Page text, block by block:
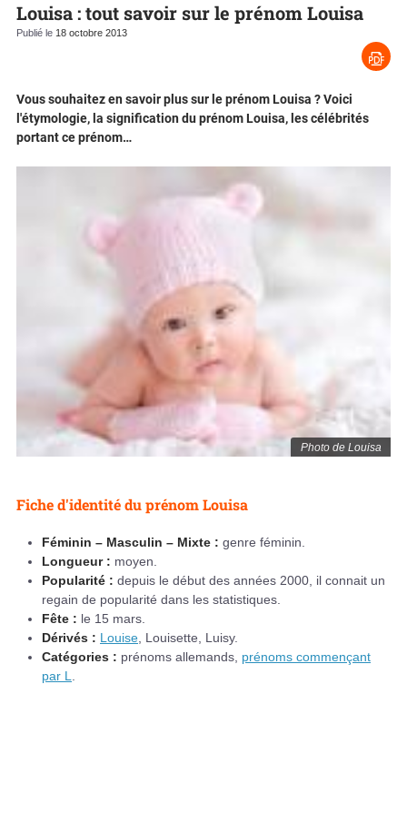
Louisa : tout savoir sur le prénom Louisa
Publié le 18 octobre 2013
Photo de Louisa
Vous souhaitez en savoir plus sur le prénom Louisa ? Voici
l'étymologie, la signification du prénom Louisa, les célébrités
portant ce prénom…
Fiche d'identité du prénom Louisa
Féminin – Masculin – Mixte : genre féminin.
Longueur : moyen.
Popularité : depuis le début des années 2000, il connait un
regain de popularité dans les statistiques.
Fête : le 15 mars.
Dérivés : Louise , Louisette, Luisy.
Catégories : prénoms allemands, prénoms commençant
par L